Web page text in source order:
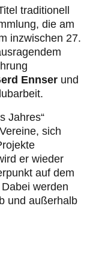
traditionell
die am
inzwischen 27.
Ennser und
Jahres“
sich
er wieder
auf dem
werden
und außerhalb